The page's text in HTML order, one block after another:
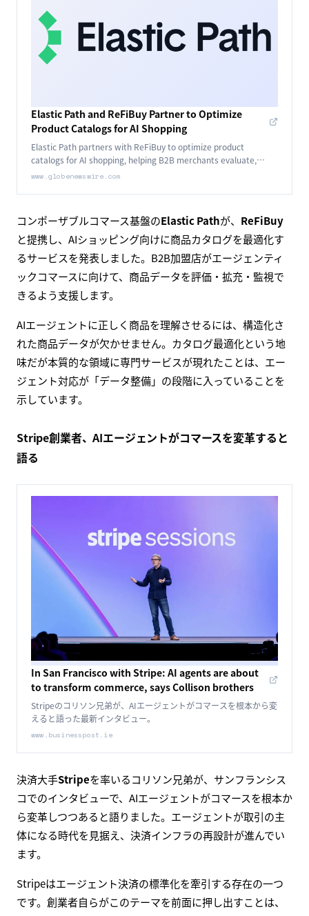
Elastic Path and ReFiBuy Partner to Optimize
Product Catalogs for AI Shopping
Elastic Path partners with ReFiBuy to optimize product
catalogs for AI shopping, helping B2B merchants evaluate,
enrich, and monitor agentic commerce.
www.globenewswire.com
コンポーザブルコマース基盤のElastic Pathが、 ReFiBuy
と提携し、AIショッピング向けに商品カタログを最適化す
るサービスを発表しました。B2B加盟店がエージェンティ
ックコマースに向けて、商品データを評価・拡充・監視で
きるよう支援します。
AIエージェントに正しく商品を理解させるには、構造化さ
れた商品データが欠かせません。カタログ最適化という地
味だが本質的な領域に専門サービスが現れたことは、エー
ジェント対応が「データ整備」の段階に入っていることを
示しています。
Stripe創業者、AIエージェントがコマースを変革すると
語る
In San Francisco with Stripe: AI agents are about
to transform commerce, says Collison brothers
Stripeのコリソン兄弟が、AIエージェントがコマースを根本から変
えると語った最新インタビュー。
www.businesspost.ie
決済大手Stripeを率いるコリソン兄弟が、サンフランシス
コでのインタビューで、AIエージェントがコマースを根本か
ら変革しつつあると語りました。エージェントが取引の主
体になる時代を見据え、決済インフラの再設計が進んでい
ます。
Stripeはエージェント決済の標準化を牽引する存在の一つ
です。創業者自らがこのテーマを前面に押し出すことは、